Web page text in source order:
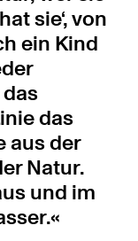
sie‘, von
ein Kind
das
aus der
Natur.
und im